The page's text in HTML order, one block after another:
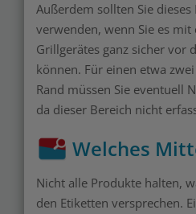
Außerdem sollten Sie
verwenden, wenn Sie es mit
Grillgerätes ganz sicher vor
können. Für einen etwa
Rand müssen Sie eventuell
da dieser Bereich nicht
Welches
Nicht alle Produkte halten,
den Etiketten versprechen.